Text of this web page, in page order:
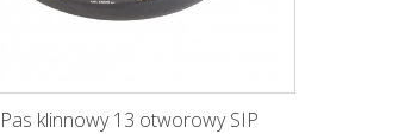
Pas klinnowy 13 otworowy SIP